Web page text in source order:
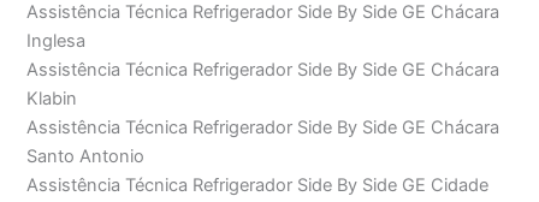
Assistência Técnica Refrigerador Side By Side GE Chácara
Inglesa
Assistência Técnica Refrigerador Side By Side GE Chácara
Klabin
Assistência Técnica Refrigerador Side By Side GE Chácara
Santo Antonio
Assistência Técnica Refrigerador Side By Side GE Cidade